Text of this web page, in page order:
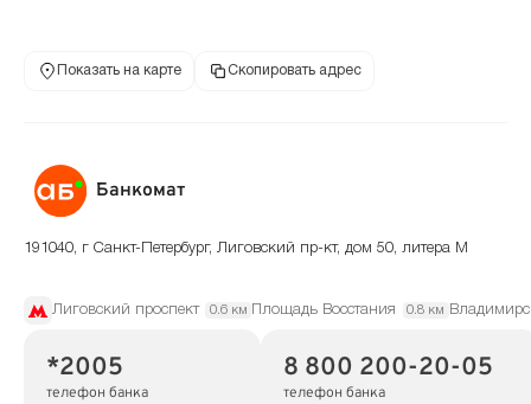
Показать на карте Скопировать адрес
Банкомат
191040, г Санкт-Петербург, Лиговский пр-кт, дом 50, литера М
Лиговский проспект 0.6 км Площадь Восстания 0.8 км
*2005
телефон банка
8 800 200-20-05
телефон банка